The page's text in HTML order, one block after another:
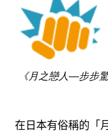
《月之戀人—步步
在日本有俗稱的「